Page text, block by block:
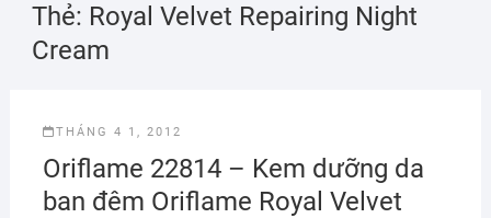
Thẻ: Royal Velvet Repairing Night
Cream
THÁNG 4 1, 2012
Oriflame 22814 – Kem dưỡng da
ban đêm Oriflame Royal Velvet